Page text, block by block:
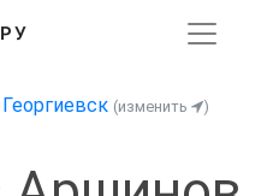
Георгиевск (изменить )